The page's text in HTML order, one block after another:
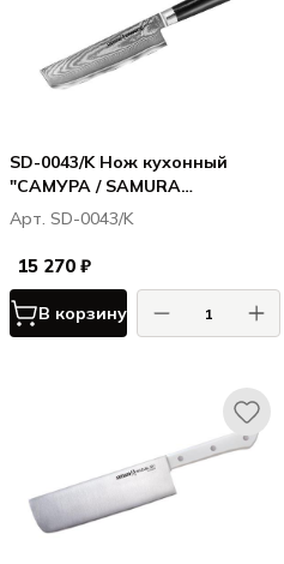
SD-0043/K Нож кухонный
"САМУРА / SAMURA
ДАМАСКУС / DAMASCUS"
накири 167 мм, G-10, дамаск
67 слоев
Арт. SD-0043/K
15 270 ₽
В корзину